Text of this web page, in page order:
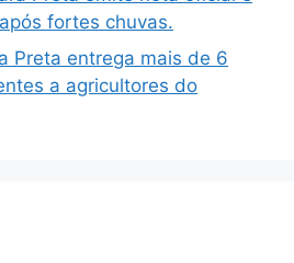
fortes chuvas.
Preta entrega mais de 6
a agricultores do